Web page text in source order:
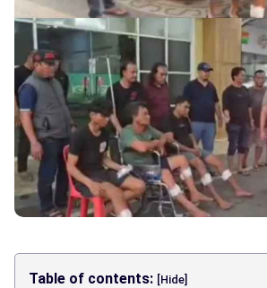
Table of contents: [Hide]